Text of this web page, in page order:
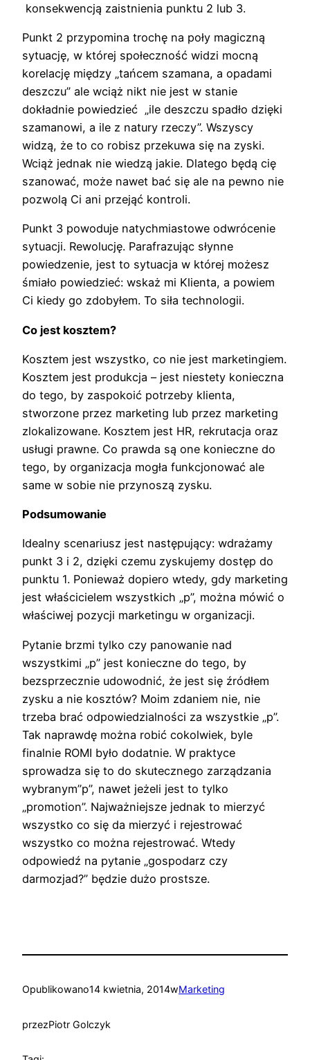
konsekwencją zaistnienia punktu 2 lub 3.
Punkt 2 przypomina trochę na poły magiczną
sytuację, w której społeczność widzi mocną
korelację między „tańcem szamana, a opadami
deszczu” ale wciąż nikt nie jest w stanie
dokładnie powiedzieć „ile deszczu spadło dzięki
szamanowi, a ile z natury rzeczy”. Wszyscy
widzą, że to co robisz przekuwa się na zyski.
Wciąż jednak nie wiedzą jakie. Dlatego będą cię
szanować, może nawet bać się ale na pewno nie
pozwolą Ci ani przejąć kontroli.
Punkt 3 powoduje natychmiastowe odwrócenie
sytuacji. Rewolucję. Parafrazując słynne
powiedzenie, jest to sytuacja w której możesz
śmiało powiedzieć: wskaż mi Klienta, a powiem
Ci kiedy go zdobyłem. To siła technologii.
Co jest kosztem?
Kosztem jest wszystko, co nie jest marketingiem.
Kosztem jest produkcja – jest niestety konieczna
do tego, by zaspokoić potrzeby klienta,
stworzone przez marketing lub przez marketing
zlokalizowane. Kosztem jest HR, rekrutacja oraz
usługi prawne. Co prawda są one konieczne do
tego, by organizacja mogła funkcjonować ale
same w sobie nie przynoszą zysku.
Podsumowanie
Idealny scenariusz jest następujący: wdrażamy
punkt 3 i 2, dzięki czemu zyskujemy dostęp do
punktu 1. Ponieważ dopiero wtedy, gdy marketing
jest właścicielem wszystkich „p”, można mówić o
właściwej pozycji marketingu w organizacji.
Pytanie brzmi tylko czy panowanie nad
wszystkimi „p” jest konieczne do tego, by
bezsprzecznie udowodnić, że jest się źródłem
zysku a nie kosztów? Moim zdaniem nie, nie
trzeba brać odpowiedzialności za wszystkie „p”.
Tak naprawdę można robić cokolwiek, byle
finalnie ROMI było dodatnie. W praktyce
sprowadza się to do skutecznego zarządzania
wybranym”p”, nawet jeżeli jest to tylko
„promotion”. Najważniejsze jednak to mierzyć
wszystko co się da mierzyć i rejestrować
wszystko co można rejestrować. Wtedy
odpowiedź na pytanie „gospodarz czy
darmozjad?” będzie dużo prostsze.
Opublikowano14 kwietnia, 2014wMarketing
przezPiotr Golczyk